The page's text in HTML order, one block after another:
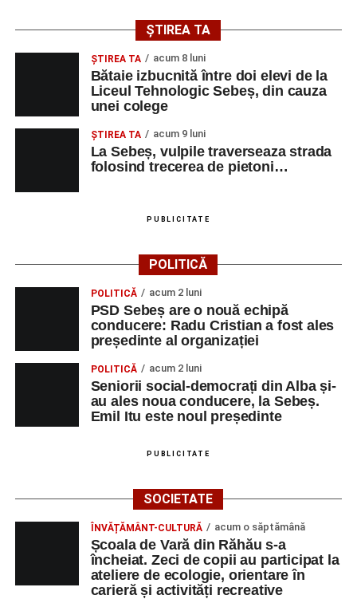
ȘTIREA TA
ŞTIREA TA acum 8 luni
Bătaie izbucnită între doi elevi de la
Liceul Tehnologic Sebeș, din cauza
unei colege
ŞTIREA TA acum 9 luni
La Sebeș, vulpile traverseaza strada
folosind trecerea de pietoni…
PUBLICITATE
POLITICĂ
POLITICĂ acum 2 luni
PSD Sebeș are o nouă echipă
conducere: Radu Cristian a fost ales
președinte al organizației
POLITICĂ acum 2 luni
Seniorii social-democrați din Alba și-
au ales noua conducere, la Sebeș.
Emil Itu este noul președinte
PUBLICITATE
SOCIETATE
ÎNVĂȚĂMÂNT-CULTURĂ acum o săptămână
Școala de Vară din Răhău s-a
încheiat. Zeci de copii au participat la
ateliere de ecologie, orientare în
carieră și activități recreative